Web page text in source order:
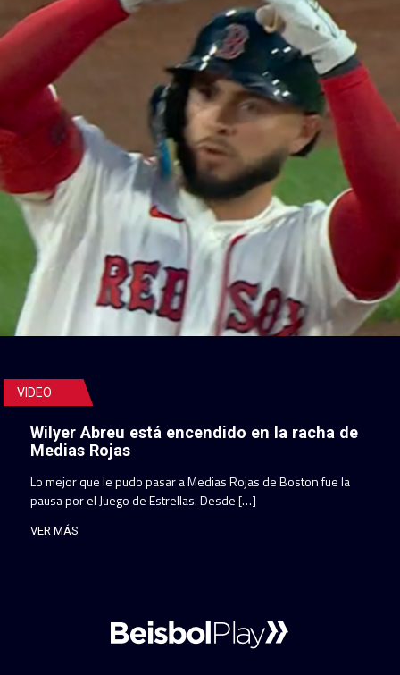
VIDEO
Wilyer Abreu está encendido en la racha de
Medias Rojas
Lo mejor que le pudo pasar a Medias Rojas de Boston fue la
pausa por el Juego de Estrellas. Desde […]
VER MÁS